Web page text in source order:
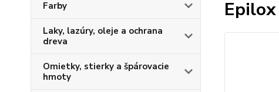
Farby
Laky, lazúry, oleje a ochrana
dreva
Omietky, stierky a špárovacie
hmoty